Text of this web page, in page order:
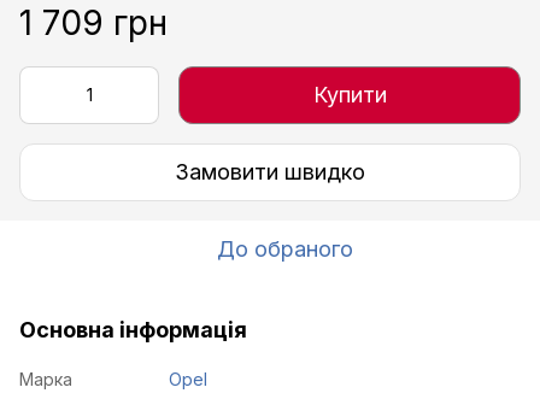
1 709 грн
Купити
Замовити швидко
До обраного
Основна інформація
Марка
Opel